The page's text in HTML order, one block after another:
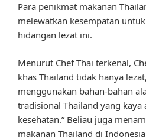
Para penikmat makanan
melewatkan kesempatan
hidangan lezat ini.
Menurut Chef Thai terkenal,
khas Thailand tidak hanya
menggunakan bahan-bahan
tradisional Thailand yang kaya
kesehatan.” Beliau juga
makanan Thailand di